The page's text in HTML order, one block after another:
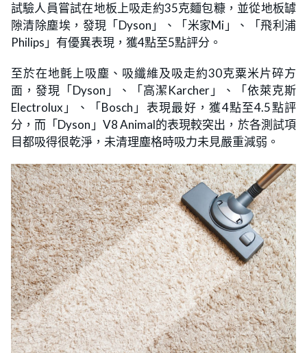
試驗人員嘗試在地板上吸走約35克麵包糠，並從地板罅
隙清除塵埃，發現「Dyson」、「米家Mi」、「飛利浦
Philips」有優異表現，獲4點至5點評分。
至於在地氈上吸塵、吸纖維及吸走約30克粟米片碎方
面，發現「Dyson」、「高潔Karcher」、「依萊克斯
Electrolux」、「Bosch」表現最好，獲4點至4.5點評
分，而「Dyson」V8 Animal的表現較突出，於各測試項
目都吸得很乾淨，未清理塵格時吸力未見嚴重減弱。